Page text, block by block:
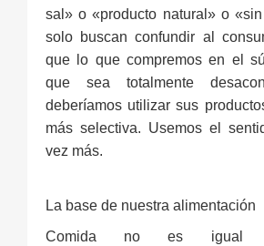
sal» o «producto natural» o
solo buscan confundir al
que lo que compremos en el
que sea totalmente
deberíamos utilizar sus
más selectiva. Usemos el
vez más.
La base de nuestra alimentación
Comida no es igual